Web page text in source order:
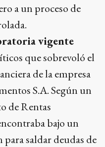
a un proceso de
vigente
que sobrevoló el
de la empresa
S.A. Según un
de Rentas
bajo un
saldar deudas de